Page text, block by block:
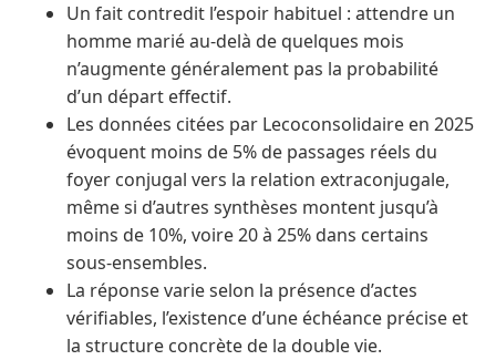
Un fait contredit l’espoir habituel : attendre un
homme marié au-delà de quelques mois
n’augmente généralement pas la probabilité
d’un départ effectif.
Les données citées par Lecoconsolidaire en 2025
évoquent moins de 5% de passages réels du
foyer conjugal vers la relation extraconjugale,
même si d’autres synthèses montent jusqu’à
moins de 10%, voire 20 à 25% dans certains
sous-ensembles.
La réponse varie selon la présence d’actes
vérifiables, l’existence d’une échéance précise et
la structure concrète de la double vie.